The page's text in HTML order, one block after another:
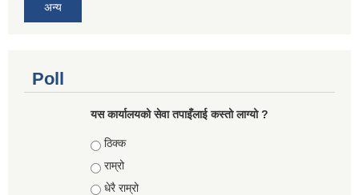
अन्य
Poll
यस कार्यालयको सेवा तपाइँलाई कस्तो लाग्यो ?
Choices
ठिक्क
राम्रो
धेरै राम्रो